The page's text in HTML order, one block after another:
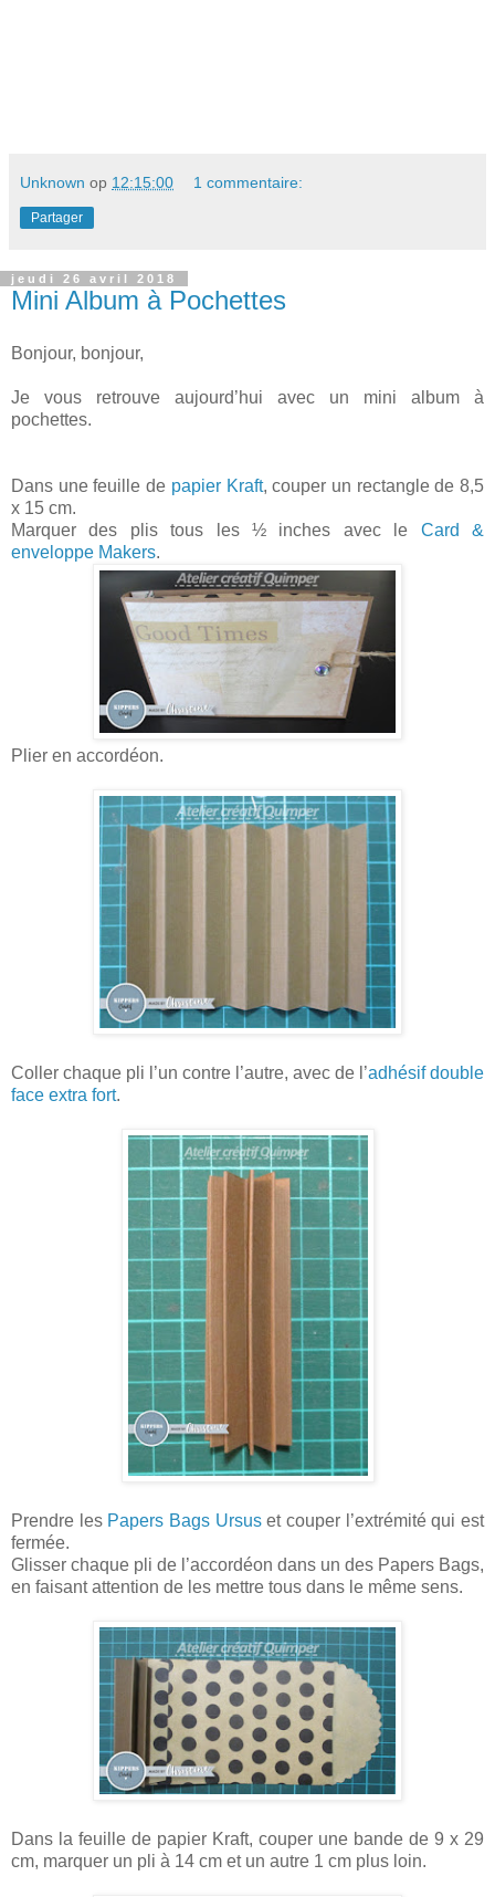
Unknown op 12:15:00 1 commentaire:
Partager
jeudi 26 avril 2018
Mini Album à Pochettes
Bonjour, bonjour,
Je vous retrouve aujourd’hui avec un mini album à
pochettes.
Dans une feuille de papier Kraft, couper un rectangle de 8,5
x 15 cm.
Marquer des plis tous les ½ inches avec le Card &
enveloppe Makers.
Plier en accordéon.
Coller chaque pli l’un contre l’autre, avec de l’adhésif double
face extra fort.
Prendre les Papers Bags Ursuset couper l’extrémité qui est
fermée.
Glisser chaque pli de l’accordéon dans un des Papers Bags,
en faisant attention de les mettre tous dans le même sens.
Dans la feuille de papier Kraft, couper une bande de 9 x 29
cm, marquer un pli à 14 cm et un autre 1 cm plus loin.